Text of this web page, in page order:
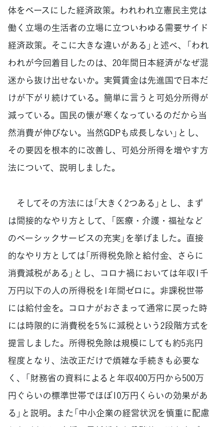
体をベースにした経済政策。われわれ立憲民主党は
働く立場の生活者の立場に立ついわゆる需要サイド
経済政策。そこに大きな違いがある」と述べ、「われ
われが今回着目したのは、20年間日本経済がなぜ混
迷から抜け出せないか。実質賃金は先進国で日本だ
けが下がり続けている。簡単に言うと可処分所得が
減っている。国民の懐が寒くなっているのだから当
然消費が伸びない。当然GDPも成長しない」とし、
その要因を根本的に改善し、可処分所得を増やす方
法について、説明しました。
そしてその方法には「大きく2つある」とし、まず
は間接的なやり方として、「医療・介護・福祉など
のベーシックサービスの充実」を挙げました。直接
的なやり方としては「所得税免除と給付金、さらに
消費減税がある」とし、コロナ禍においては年収1千
万円以下の人の所得税を1年間ゼロに。非課税世帯
には給付金を。コロナがおさまって通常に戻った時
には時限的に消費税を5％に減税という2段階方式を
提言しました。所得税免除は規模にしても約5兆円
程度となり、法改正だけで煩雑な手続きも必要な
く、「財務省の資料によると年収400万円から500万
円ぐらいの標準世帯でほぼ10万円くらいの効果があ
る」と説明。また「中小企業の経営状況を慎重に配慮